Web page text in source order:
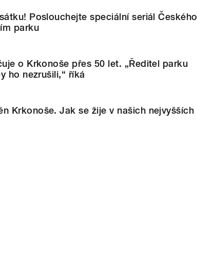
Poslouchejte speciální seriál Českého
parku
o Krkonoše přes 50 let. „Ředitel parku
ho nezrušili,“ říká
Krkonoše. Jak se žije v našich nejvyšších